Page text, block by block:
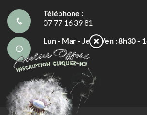
Téléphone :
07 77 16 39 81
Lun - Mar - Jeu - Ven : 8h30 -